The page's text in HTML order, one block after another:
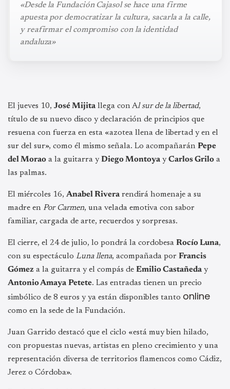
«Desde la Fundación Cajasol se hace una firme
apuesta por democratizar la cultura, sacarla a la calle,
y reafirmar el compromiso con la identidad
andaluza»
El jueves 10, José Mijita llega con Al sur de la libertad,
título de su nuevo disco y declaración de principios que
resuena con fuerza en esta «azotea llena de libertad y en el
sur del sur», como él mismo señala. Lo acompañarán Pepe
del Morao a la guitarra yDiego Montoya yCarlos Grilo a
las palmas.
El miércoles 16, Anabel Rivera rendirá homenaje a su
madre en Por Carmen, una velada emotiva con sabor
familiar, cargada de arte, recuerdos y sorpresas.
El cierre, el 24 de julio, lo pondrá la cordobesa Rocío Luna,
con su espectáculo Luna llena, acompañada por Francis
Gómez a la guitarra y el compás de Emilio Castañeda y
Antonio Amaya Petete. Las entradas tienen un precio
simbólico de 8 euros y ya están disponibles tanto online
como en la sede de la Fundación.
Juan Garrido destacó que el ciclo «está muy bien hilado,
con propuestas nuevas, artistas en pleno crecimiento y una
representación diversa de territorios flamencos como Cádiz,
Jerez o Córdoba».